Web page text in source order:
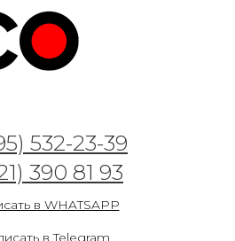
532-23-39
390 81 93
в WHATSAPP
в Telegram
пальмы
руб. / м2